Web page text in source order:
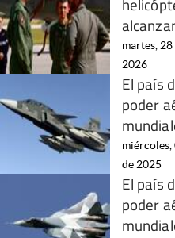
martes,
2026
El país
poder
miércoles,
de 2025
El país
poder